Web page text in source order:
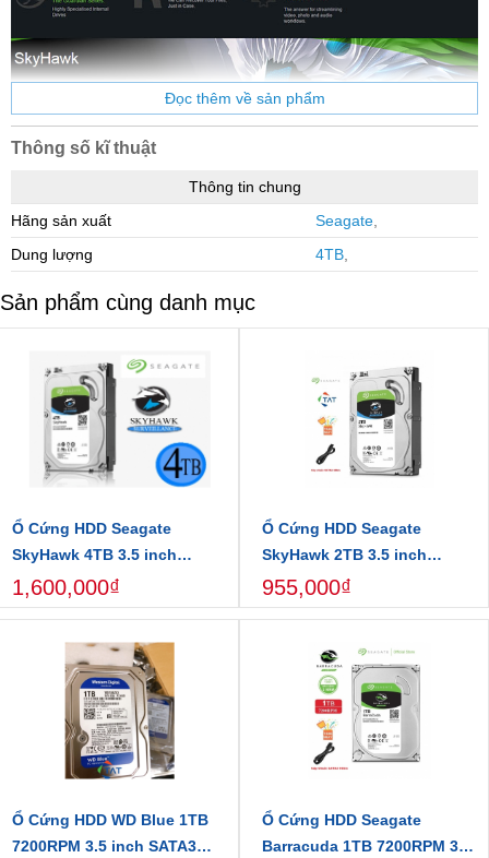
Ổ cứng chuyên dụng HDD Seagate SkyHawk Surveillance
4TB 3.5 inch thông minh
Chuyên dùng cho các hệ thống lưu trữ hoạt động 24/7 như
Camera, Karaoke, Central data... Dòng ổ
cứng SkyHawk Surveillance với tính bảo mật mã hóa cao, bảo đảm
tính toàn vẹn của dữ liệu khi sử dụng, ổ có tính năng đặc biệt cho
các thiết bị lưu trữ video hình ảnh, như các hệ thống DVR và NVR.
Thông số kĩ thuật
Thông tin chung
Hãng sản xuất
Seagate
Dung lượng
4TB
Sản phẩm cùng danh mục
Ổ Cứng HDD Seagate
SkyHawk 4TB 3.5 inch
SATA3 6Gbs - Bảo hành 24
tháng
1,600,000₫
Ổ Cứng HDD Seagate
SkyHawk 2TB 3.5 inch
SATA3 6Gbs - Bảo hành 24
tháng
955,000₫
Ổ Cứng HDD WD Blue 1TB
7200RPM 3.5 inch SATA3
Ổ Cứng HDD Seagate
Barracuda 1TB 7200RPM 3.5